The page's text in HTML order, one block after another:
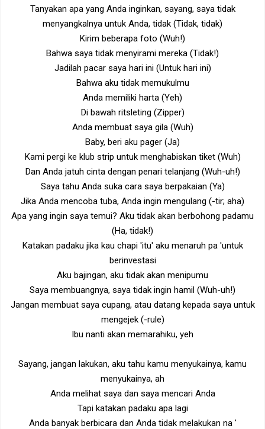
Tanyakan apa yang Anda inginkan, sayang, saya tidak
menyangkalnya untuk Anda, tidak (Tidak, tidak)
Kirim beberapa foto (Wuh!)
Bahwa saya tidak menyirami mereka (Tidak!)
Jadilah pacar saya hari ini (Untuk hari ini)
Bahwa aku tidak memukulmu
Anda memiliki harta (Yeh)
Di bawah ritsleting (Zipper)
Anda membuat saya gila (Wuh)
Baby, beri aku pager (Ja)
Kami pergi ke klub strip untuk menghabiskan tiket (Wuh)
Dan Anda jatuh cinta dengan penari telanjang (Wuh-uh!)
Saya tahu Anda suka cara saya berpakaian (Ya)
Jika Anda mencoba tuba, Anda ingin mengulang (-tir; aha)
Apa yang ingin saya temui? Aku tidak akan berbohong padamu
(Ha, tidak!)
Katakan padaku jika kau chapi 'itu' aku menaruh pa 'untuk
berinvestasi
Aku bajingan, aku tidak akan menipumu
Saya membuangnya, saya tidak ingin hamil (Wuh-uh!)
Jangan membuat saya cupang, atau datang kepada saya untuk
mengejek (-rule)
Ibu nanti akan memarahiku, yeh
Sayang, jangan lakukan, aku tahu kamu menyukainya, kamu
menyukainya, ah
Anda melihat saya dan saya mencari Anda
Tapi katakan padaku apa lagi
Anda banyak berbicara dan Anda tidak melakukan na '